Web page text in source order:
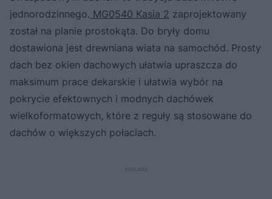
jednorodzinnego. MG0540 Kasia 2 zaprojektowany
został na planie prostokąta. Do bryły domu
dostawiona jest drewniana wiata na samochód. Prosty
dach bez okien dachowych ułatwia upraszcza do
maksimum prace dekarskie i ułatwia wybór na
pokrycie efektownych i modnych dachówek
wielkoformatowych, które z reguły są stosowane do
dachów o większych połaciach.